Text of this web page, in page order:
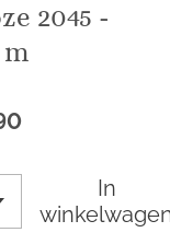
2045 -
m
In